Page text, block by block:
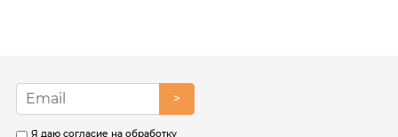
способность управлять хаосом; управление своим и
чужим состоянием, командной атмосферой и
мотивацией. Задача тренинга — дать общее
>
Я даю согласие на обработку